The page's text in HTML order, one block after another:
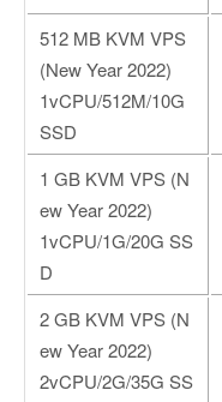
512 MB KVM VPS
(New Year 2022)
1vCPU/512M/10G
SSD
1 GB KVM VPS (N
ew Year 2022)
1vCPU/1G/20G SS
D
2 GB KVM VPS (N
ew Year 2022)
2vCPU/2G/35G SS